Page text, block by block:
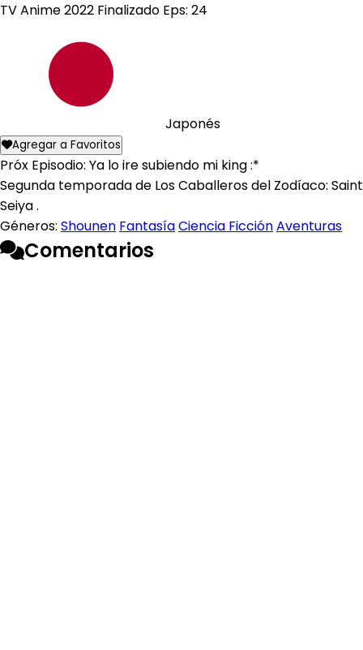
TV Anime2022 Finalizado Eps: 24
Japonés
Agregar a Favoritos
Próx Episodio: Ya lo ire subiendo mi king :*
Segunda temporada de Los Caballeros del Zodíaco: Saint
Seiya .
Géneros: Shounen FantasíaCiencia FicciónAventuras
Comentarios